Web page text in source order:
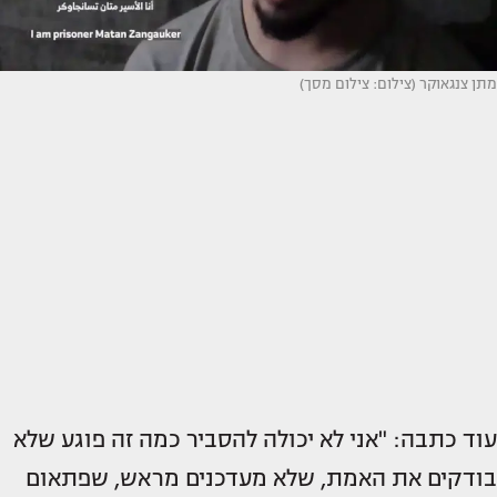
מתן צנגאוקר (צילום: צילום מסך)
עוד כתבה: "אני לא יכולה להסביר כמה זה פוגע שלא
בודקים את האמת, שלא מעדכנים מראש, שפתאום